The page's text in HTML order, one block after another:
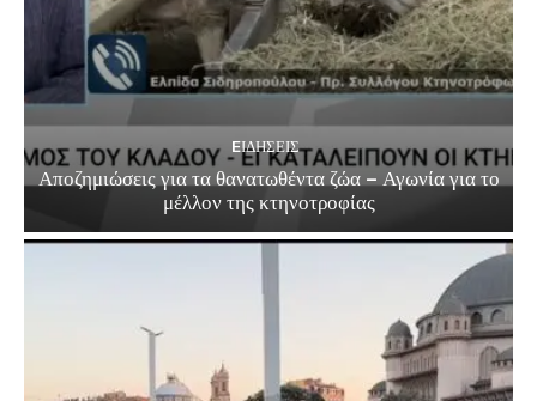
EΙΔΗΣΕΙΣ
Αποζημιώσεις για τα θανατωθέντα ζώα – Αγωνία για το
μέλλον της κτηνοτροφίας